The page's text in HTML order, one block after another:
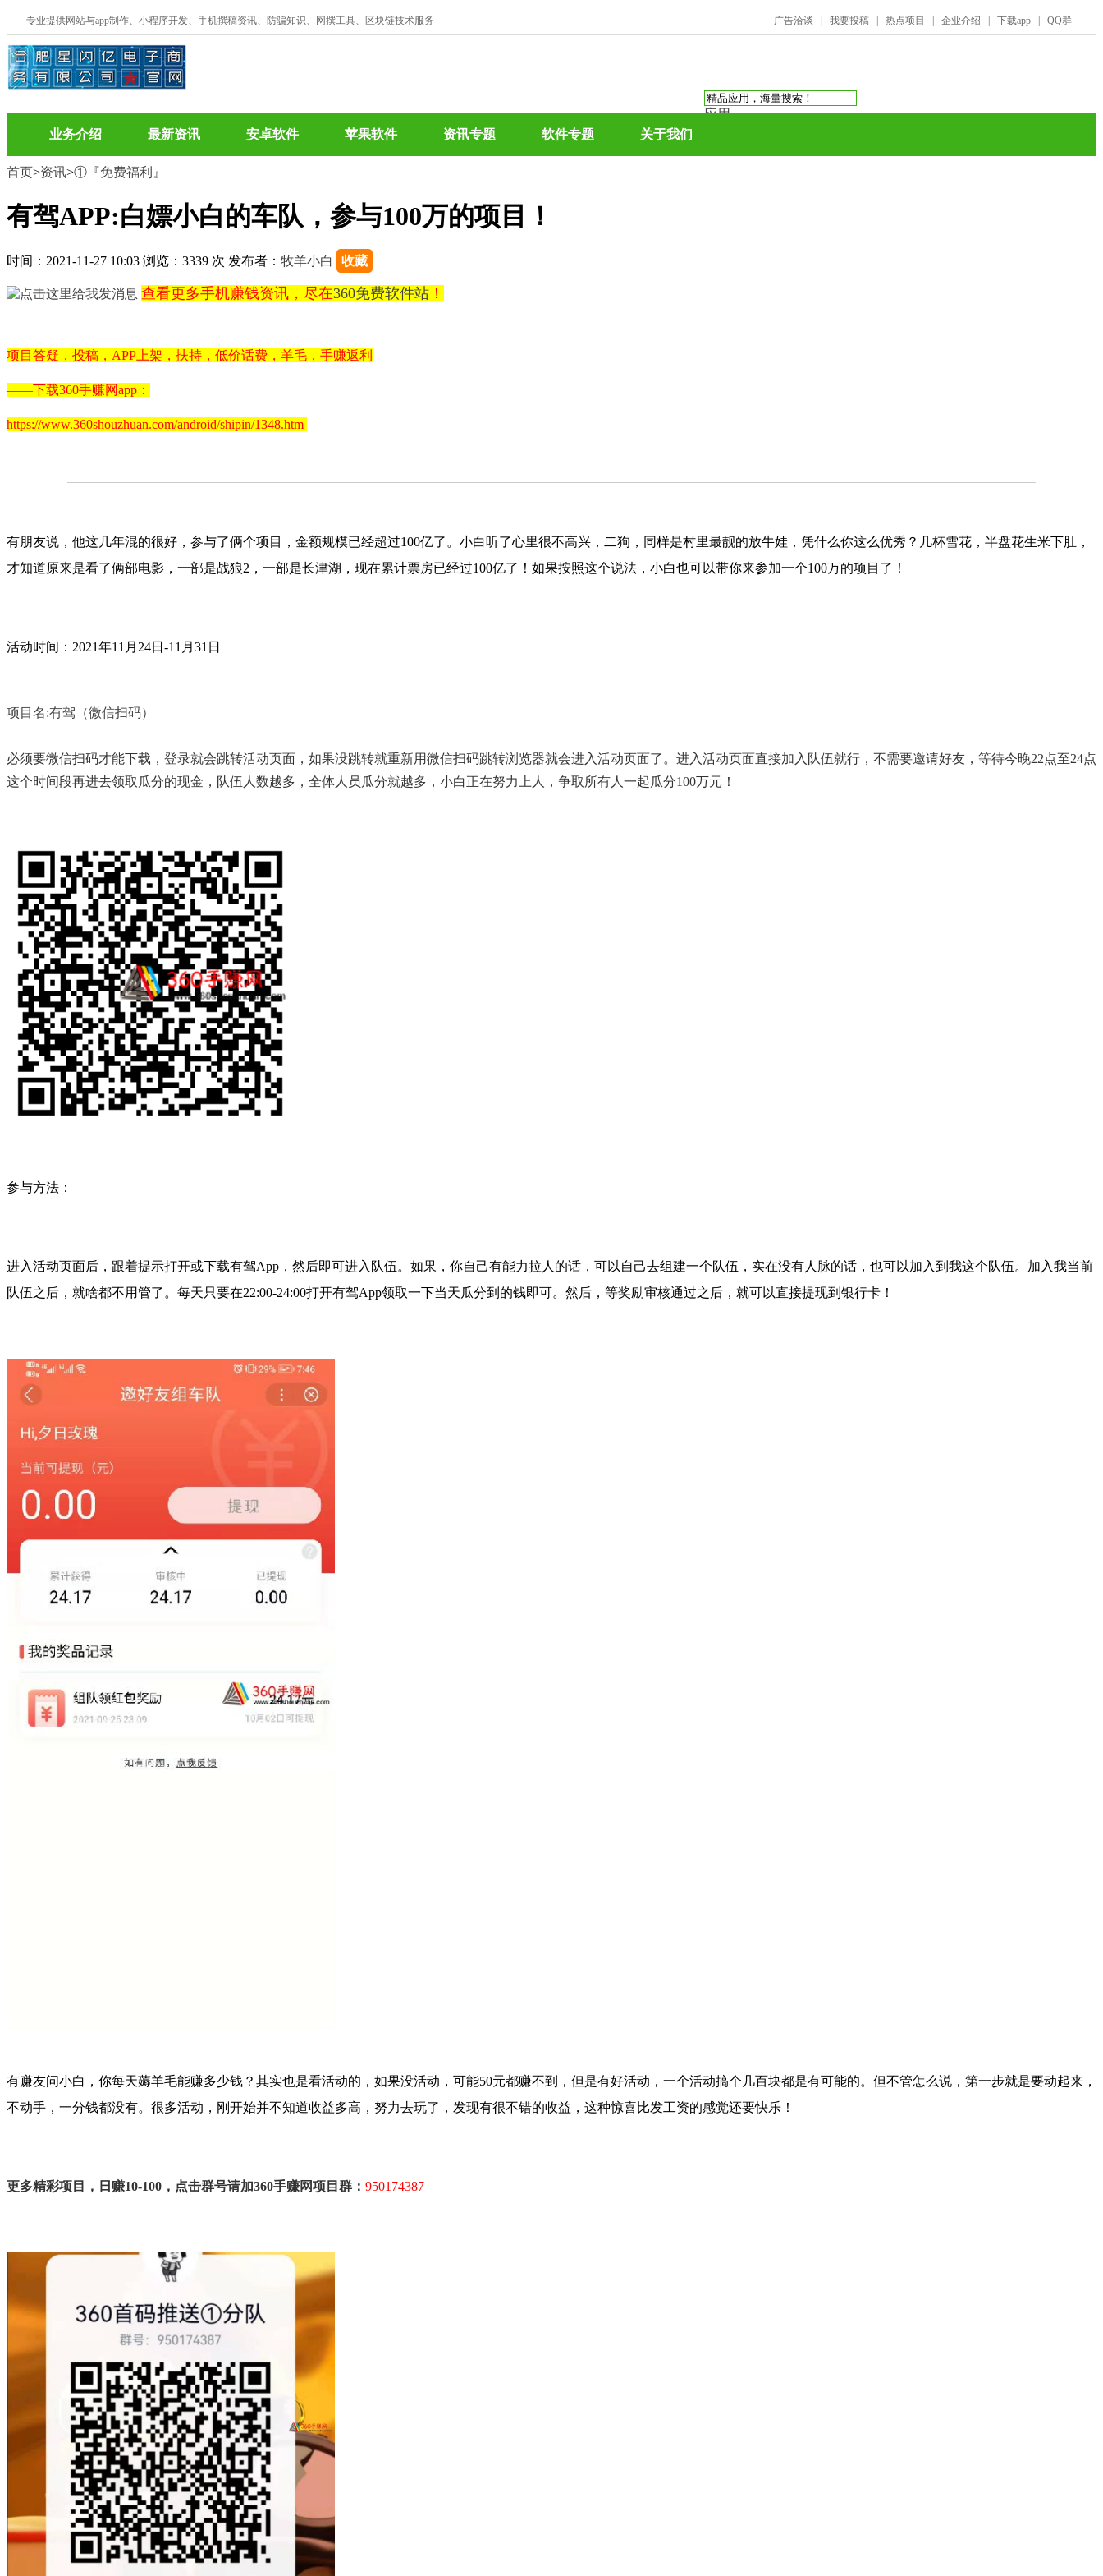
专业提供网站与app制作、小程序开发、手机撰稿资讯、防骗知识、网撰工具、区块链技术服务 广告洽谈 我要投稿 热点项目 企业介绍 下载app QQ群
应用
业务介绍 最新资讯 安卓软件 苹果软件 资讯专题 软件专题 关于我们
首页>资讯>①『免费福利』
有驾APP:白嫖小白的车队，参与100万的项目！
时间：2021-11-27 10:03 浏览：3339 次 发布者： 牧羊小白 收藏
查看更多手机赚钱资讯，尽在360免费软件站 ！
项目答疑，投稿，APP上架，扶持，低价话费，羊毛，手赚返利
——下载360手赚网app：
https://www.360shouzhuan.com/android/shipin/1348.htm
有朋友说，他这几年混的很好，参与了俩个项目，金额规模已经超过100亿了。小白听了心里很不高兴，二狗，同样是村里最靓的放牛娃，凭什么你这么优秀？几杯雪花，半盘花生米下肚，
才知道原来是看了俩部电影，一部是战狼2，一部是长津湖，现在累计票房已经过100亿了！如果按照这个说法，小白也可以带你来参加一个100万的项目了！
活动时间：2021年11月24日-11月31日
项目名:有驾（微信扫码）
必须要微信扫码才能下载，登录就会跳转活动页面，如果没跳转就重新用微信扫码跳转浏览器就会进入活动页面了。进入活动页面直接加入队伍就行，不需要邀请好友，等待今晚22点至24点
这个时间段再进去领取瓜分的现金，队伍人数越多，全体人员瓜分就越多，小白正在努力上人，争取所有人一起瓜分100万元！
参与方法：
进入活动页面后，跟着提示打开或下载有驾App，然后即可进入队伍。如果，你自己有能力拉人的话，可以自己去组建一个队伍，实在没有人脉的话，也可以加入到我这个队伍。加入我当前
队伍之后，就啥都不用管了。每天只要在22:00-24:00打开有驾App领取一下当天瓜分到的钱即可。然后，等奖励审核通过之后，就可以直接提现到银行卡！
有赚友问小白，你每天薅羊毛能赚多少钱？其实也是看活动的，如果没活动，可能50元都赚不到，但是有好活动，一个活动搞个几百块都是有可能的。但不管怎么说，第一步就是要动起来，
不动手，一分钱都没有。很多活动，刚开始并不知道收益多高，努力去玩了，发现有很不错的收益，这种惊喜比发工资的感觉还要快乐！
更多精彩项目，日赚10-100，点击群号请加360手赚网项目群： 950174387